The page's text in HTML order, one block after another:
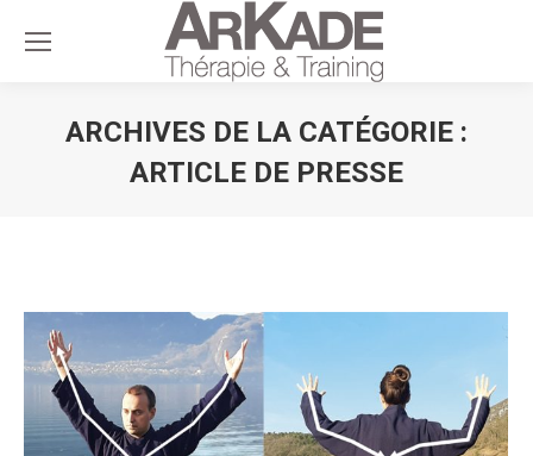
ARCHIVES DE LA CATÉGORIE :
ARTICLE DE PRESSE